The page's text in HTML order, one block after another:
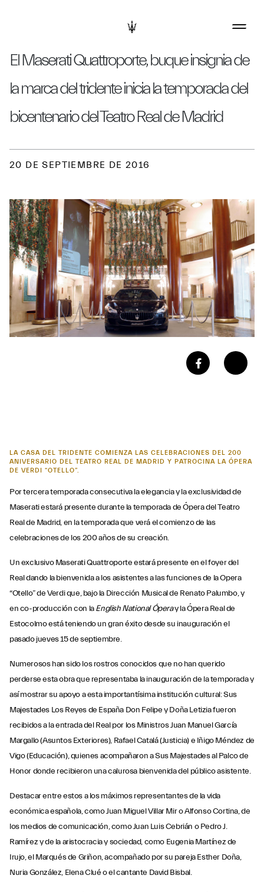
El Maserati Quattroporte, buque insignia de
la marca del tridente inicia la temporada del
bicentenario del Teatro Real de Madrid
20 DE SEPTIEMBRE DE 2016
LA CASA DEL TRIDENTE COMIENZA LAS CELEBRACIONES DEL 200
ANIVERSARIO DEL TEATRO REAL DE MADRID Y PATROCINA LA ÓPERA
DE VERDI “OTELLO”.
Por tercera temporada consecutiva la elegancia y la exclusividad de
Maserati estará presente durante la temporada de Ópera del Teatro
Real de Madrid, en la temporada que verá el comienzo de las
celebraciones de los 200 años de su creación.
Un exclusivo Maserati Quattroporte estará presente en el foyer del
Real dando la bienvenida a los asistentes a las funciones de la Opera
“Otello” de Verdi que, bajo la Dirección Musical de Renato Palumbo, y
en co-producción con laEnglish National Óperay la Ópera Real de
Estocolmo está teniendo un gran éxito desde su inauguración el
pasado jueves 15 de septiembre.
Numerosos han sido los rostros conocidos que no han querido
perderse esta obra que representaba la inauguración de la temporada y
así mostrar su apoyo a esta importantísima institución cultural: Sus
Majestades Los Reyes de España Don Felipe y Doña Letizia fueron
recibidos a la entrada del Real por los Ministros Juan Manuel García
Margallo (Asuntos Exteriores), Rafael Catalá (Justicia) e Iñigo Méndez de
Vigo (Educación), quienes acompañaron a Sus Majestades al Palco de
Honor donde recibieron una calurosa bienvenida del público asistente.
Destacar entre estos a los máximos representantes de la vida
económica española, como Juan Miguel Villar Mir o Alfonso Cortina, de
los medios de comunicación, como Juan Luis Cebrián o Pedro J.
Ramírez y de la aristocracia y sociedad, como Eugenia Martínez de
Irujo, el Marqués de Griñon, acompañado por su pareja Esther Doña,
Nuria González, Elena Clué o el cantante David Bisbal.